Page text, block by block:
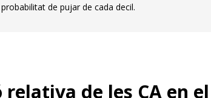
de pujar de cada decil.
relativa de les CA en